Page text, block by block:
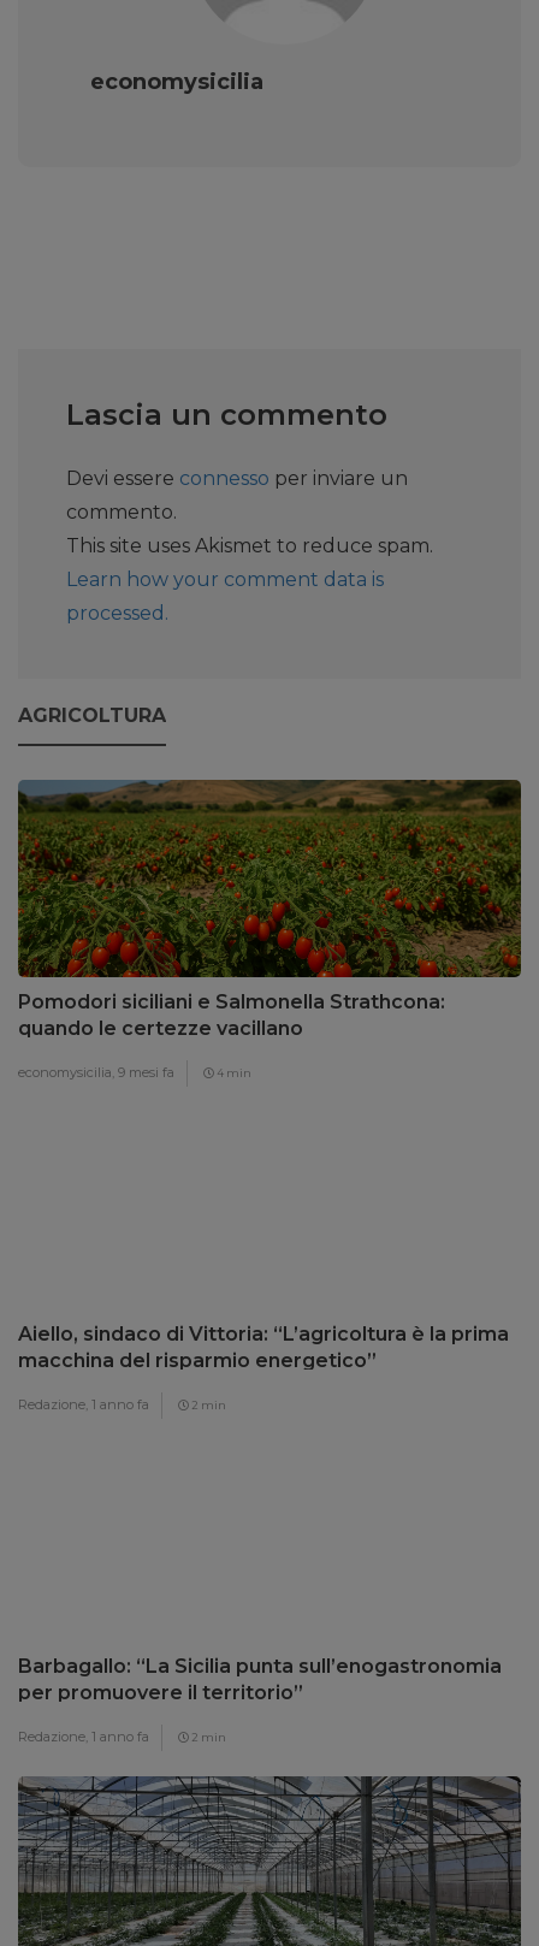
economysicilia
Lascia un commento
Devi essere connesso per inviare un
commento.
This site uses Akismet to reduce spam.
Learn how your comment data is
processed.
AGRICOLTURA
Pomodori siciliani e Salmonella Strathcona:
quando le certezze vacillano
economysicilia, 9 mesi fa 4 min
Aiello, sindaco di Vittoria: “L’agricoltura è la prima
macchina del risparmio energetico”
Redazione, 1 anno fa 2 min
Barbagallo: “La Sicilia punta sull’enogastronomia
per promuovere il territorio”
Redazione, 1 anno fa 2 min